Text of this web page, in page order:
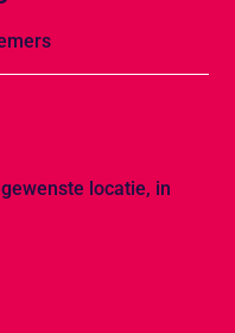
locatie, in